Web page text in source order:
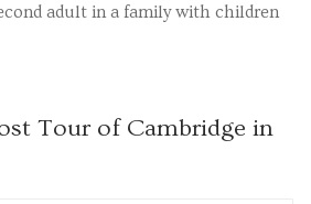
adult in a family with children
Tour of Cambridge in